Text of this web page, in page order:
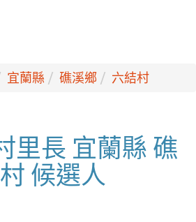
宜蘭縣 礁溪鄉 六結村
里長 宜蘭縣 礁
候選人